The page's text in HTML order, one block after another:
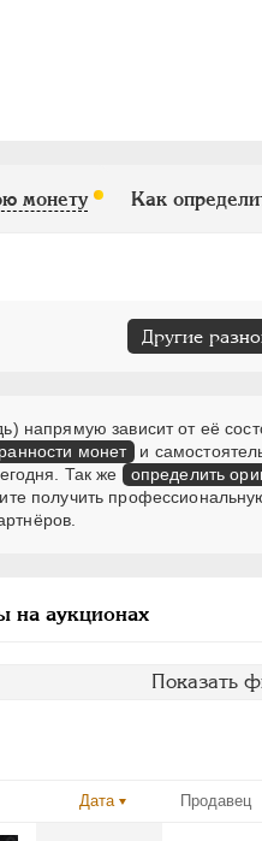
монету Как
Другие
напрямую зависит от её
монет
и
Так же
определить
получить
на аукционах
Показать
Дата Продавец